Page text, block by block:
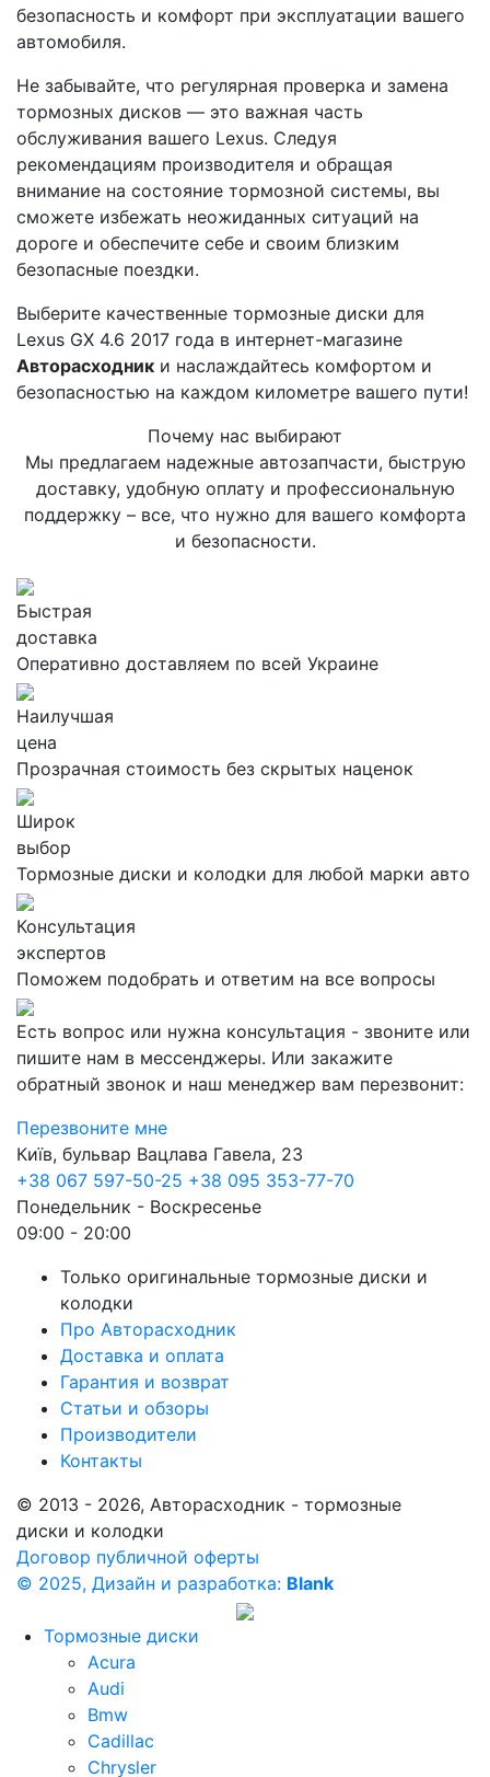
безопасность и комфорт при эксплуатации вашего
автомобиля.
Не забывайте, что регулярная проверка и замена
тормозных дисков — это важная часть
обслуживания вашего Lexus. Следуя
рекомендациям производителя и обращая
внимание на состояние тормозной системы, вы
сможете избежать неожиданных ситуаций на
дороге и обеспечите себе и своим близким
безопасные поездки.
Выберите качественные тормозные диски для
Lexus GX 4.6 2017 года в интернет-магазине
Авторасходник и наслаждайтесь комфортом и
безопасностью на каждом километре вашего пути!
Почему нас выбирают
Мы предлагаем надежные автозапчасти, быструю
доставку, удобную оплату и профессиональную
поддержку – все, что нужно для вашего комфорта
и безопасности.
Быстрая
доставка
Оперативно доставляем по всей Украине
Наилучшая
цена
Прозрачная стоимость без скрытых наценок
Широк
выбор
Тормозные диски и колодки для любой марки авто
Консультация
экспертов
Поможем подобрать и ответим на все вопросы
Есть вопрос или нужна консультация - звоните или
пишите нам в мессенджеры. Или закажите
обратный звонок и наш менеджер вам перезвонит:
Перезвоните мне
Київ, бульвар Вацлава Гавела, 23
+38 067 597-50-25 +38 095 353-77-70
Понедельник - Воскресенье
09:00 - 20:00
Только оригинальные тормозные диски и
колодки
Про Авторасходник
Доставка и оплата
Гарантия и возврат
Статьи и обзоры
Производители
Контакты
© 2013 - 2026, Авторасходник - тормозные
диски и колодки
Договор публичной оферты
© 2025, Дизайн и разработка: Blank
Тормозные диски
Acura
Audi
Bmw
Cadillac
Chrysler